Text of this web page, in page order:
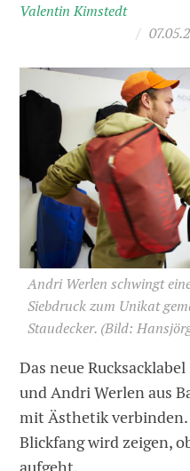
Valentin Kimstedt
/
Andri Werlen schwingt
Siebdruck zum Unikat
Staudecker. (Bild:
Das neue
und Andri Werlen aus
mit Ästhetik verbinden.
Blickfang wird zeigen,